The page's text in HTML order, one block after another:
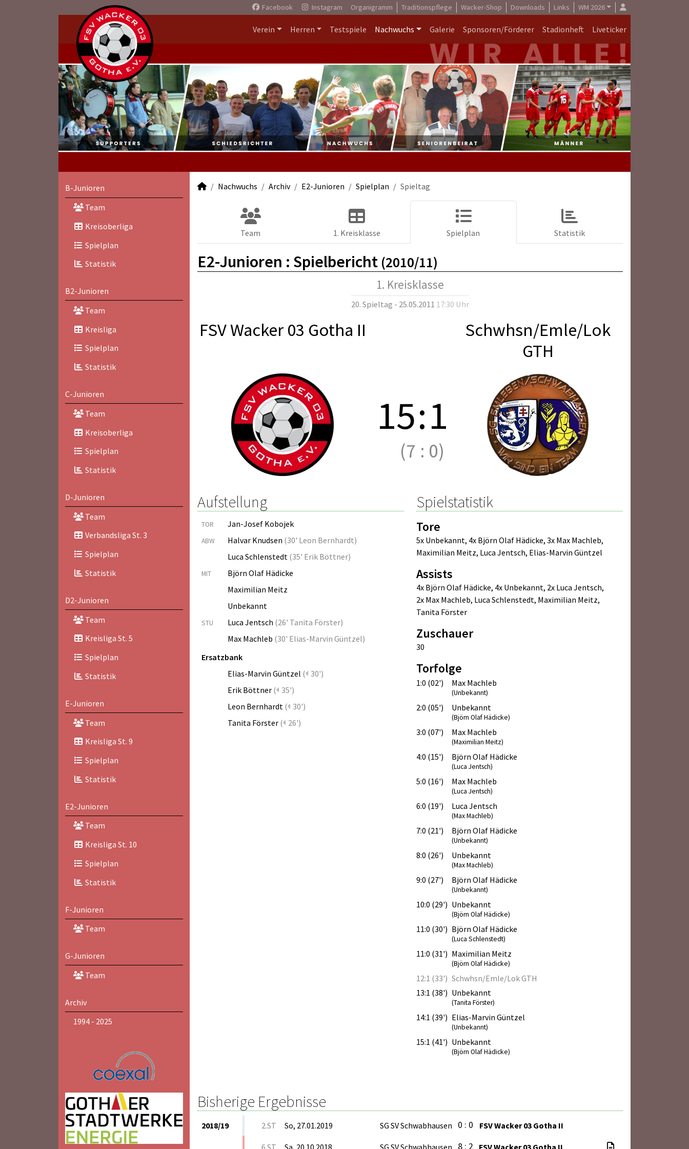
Facebook Instagram Organigramm Traditionspflege Wacker-Shop Downloads Links WM 2026
Verein Herren Testspiele Nachwuchs Galerie Sponsoren/Förderer Stadionheft Liveticker
B-Junioren
Team
Kreisoberliga
Spielplan
Statistik
B2-Junioren
Team
Kreisliga
Spielplan
Statistik
C-Junioren
Team
Kreisoberliga
Spielplan
Statistik
D-Junioren
Team
Verbandsliga St. 3
Spielplan
Statistik
D2-Junioren
Team
Kreisliga St. 5
Spielplan
Statistik
E-Junioren
Team
Kreisliga St. 9
Spielplan
Statistik
E2-Junioren
Team
Kreisliga St. 10
Spielplan
Statistik
F-Junioren
Team
G-Junioren
Team
Archiv
1994 - 2025
Nachwuchs Archiv E2-Junioren Spielplan Spieltag
Team 1. Kreisklasse Spielplan Statistik
E2-Junioren : Spielbericht (2010/11)
1. Kreisklasse
20. Spieltag - 25.05.2011 17:30 Uhr
FSV Wacker 03 Gotha II
Schwhsn/Emle/Lok
GTH
15:1
(7 : 0)
Aufstellung
TOR Jan-Josef Kobojek
ABW Halvar Knudsen (30' Leon Bernhardt)
Luca Schlenstedt (35' Erik Böttner)
MIT
Björn Olaf Hädicke
Maximilian Meitz
Unbekannt
STU Luca Jentsch (26' Tanita Förster)
Max Machleb (30' Elias-Marvin Güntzel)
Ersatzbank
Elias-Marvin Güntzel ( 30')
Erik Böttner ( 35')
Leon Bernhardt ( 30')
Tanita Förster ( 26')
Spielstatistik
Tore
5x Unbekannt, 4x Björn Olaf Hädicke, 3x Max Machleb,
Maximilian Meitz, Luca Jentsch, Elias-Marvin Güntzel
Assists
4x Björn Olaf Hädicke, 4x Unbekannt, 2x Luca Jentsch,
2x Max Machleb, Luca Schlenstedt, Maximilian Meitz,
Tanita Förster
Zuschauer
30
Torfolge
1:0 (02') Max Machleb
(Unbekannt)
2:0 (05') Unbekannt
(Björn Olaf Hädicke)
3:0 (07') Max Machleb
(Maximilian Meitz)
4:0 (15') Björn Olaf Hädicke
(Luca Jentsch)
5:0 (16') Max Machleb
(Luca Jentsch)
6:0 (19') Luca Jentsch
(Max Machleb)
7:0 (21') Björn Olaf Hädicke
(Unbekannt)
8:0 (26') Unbekannt
(Max Machleb)
9:0 (27') Björn Olaf Hädicke
(Unbekannt)
10:0 (29') Unbekannt
(Björn Olaf Hädicke)
11:0 (30') Björn Olaf Hädicke
(Luca Schlenstedt)
11:0 (31') Maximilian Meitz
(Björn Olaf Hädicke)
12:1 (33') Schwhsn/Emle/Lok GTH
13:1 (38') Unbekannt
(Tanita Förster)
14:1 (39') Elias-Marvin Güntzel
(Unbekannt)
15:1 (41') Unbekannt
(Björn Olaf Hädicke)
Bisherige Ergebnisse
2018/19 2.ST So, 27.01.2019 SG SV Schwabhausen 0 : 0 FSV Wacker 03 Gotha II
6.ST Sa, 20.10.2018 SG SV Schwabhausen 8 : 2 FSV Wacker 03 Gotha II